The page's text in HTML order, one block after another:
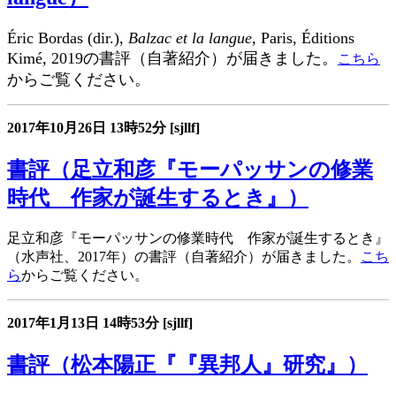
Éric Bordas (dir.), Balzac et la langue, Paris, Éditions
Kimé, 2019の書評（自著紹介）が届きました。
こちら
からご覧ください。
2017年10月26日 13時52分 [sjllf]
書評（足立和彦『モーパッサンの修業
時代 作家が誕生するとき』）
足立和彦『モーパッサンの修業時代 作家が誕生するとき』
（水声社、2017年）の書評（自著紹介）が届きました。
こち
らからご覧ください。
2017年1月13日 14時53分 [sjllf]
書評（松本陽正『『異邦人』研究』）